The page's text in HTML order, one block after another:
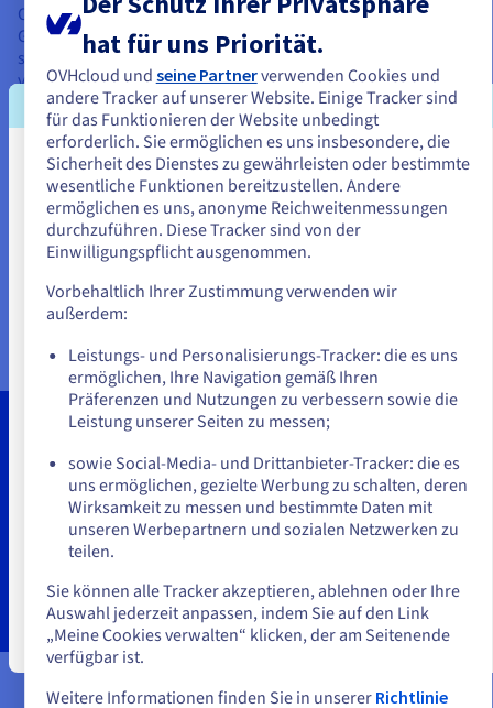
OVHcloud unterstützt die digitale Transformation des
Gesundheitswesens, um nicht nur die Patientenversorgung,
sondern auch die Ergebnisse im Gesundheitsbereich zu
verbessern. Unsere reversiblen Private-, Hybrid- und Multi-
Cloud-Angebote unterstützen den digitalen Fortschritt der
Branche – für Anbieter im Gesundheitswesen sowie für IT-
Service- und Lösungsanbieter.
VMware on OVHcloud bietet eine verwaltete und
betriebsbereite Infrastruktur, die mit Technologien für das
Gesundheitswesen kompatibel ist. Unser PaaS-Angebot
(Platform as a Service) fördert die Entwicklung modernster AI-
Verwaltung und Analyse riesiger Datenmengen mit niedrigen
Kosten und kostenlosem ausgehendem Traffic.
Sie scheinen sich in Vereinigte
Staaten zu befinden.
Wenn Sie aus Vereinigte Staaten bestellen möchten, müssen Sie sich
auf der entsprechenden Website umsehen und dort einen Account
erstellen.
us.ovhcloud.com/
Englisch USD - $
oder
Auf der aktuellen Website bleiben
Eine andere Website wählen
Schließen
hat für uns Priorität.
OVHcloud und seine Partnerverwenden Cookies und
andere Tracker auf unserer Website. Einige Tracker sind
für das Funktionieren der Website unbedingt
erforderlich. Sie ermöglichen es uns insbesondere, die
Sicherheit des Dienstes zu gewährleisten oder bestimmte
wesentliche Funktionen bereitzustellen. Andere
ermöglichen es uns, anonyme Reichweitenmessungen
durchzuführen. Diese Tracker sind von der
Einwilligungspflicht ausgenommen.
Vorbehaltlich Ihrer Zustimmung verwenden wir
außerdem:
Leistungs- und Personalisierungs-Tracker: die es uns
ermöglichen, Ihre Navigation gemäß Ihren
Präferenzen und Nutzungen zu verbessern sowie die
Leistung unserer Seiten zu messen;
sowie Social-Media- und Drittanbieter-Tracker: die es
uns ermöglichen, gezielte Werbung zu schalten, deren
Wirksamkeit zu messen und bestimmte Daten mit
unseren Werbepartnern und sozialen Netzwerken zu
teilen.
Sie können alle Tracker akzeptieren, ablehnen oder Ihre
Auswahl jederzeit anpassen, indem Sie auf den Link
„Meine Cookies verwalten“ klicken, der am Seitenende
verfügbar ist.
Weitere Informationen finden Sie in unserer Richtlinie